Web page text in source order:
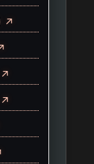
↗
↗